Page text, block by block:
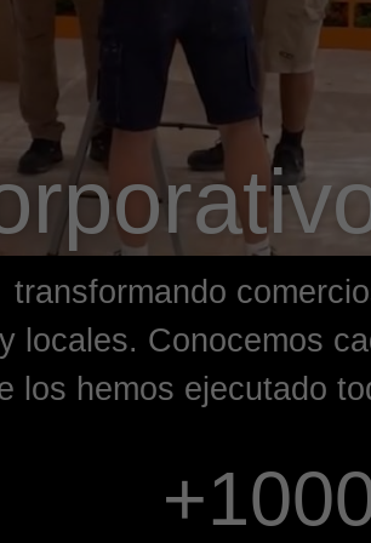
transformando
locales. Conocemos
los hemos ejecutado
+